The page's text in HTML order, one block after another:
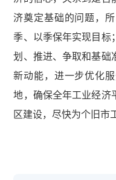
济奠定基础的问题，
季、以季保年实现目标
划、推进、争取和基础
新动能，进一步优化
地，确保全年工业经济
区建设，尽快为个旧市